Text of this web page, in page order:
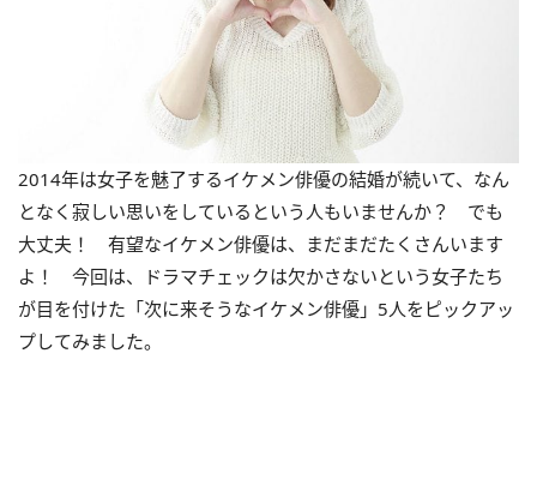
2014年は女子を魅了するイケメン俳優の結婚が続いて、なん
となく寂しい思いをしているという人もいませんか？ でも
大丈夫！ 有望なイケメン俳優は、まだまだたくさんいます
よ！ 今回は、ドラマチェックは欠かさないという女子たち
が目を付けた「次に来そうなイケメン俳優」5人をピックアッ
プしてみました。